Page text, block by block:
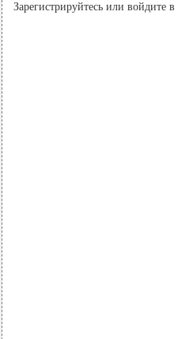
Зарегистрируйтесь или войдите